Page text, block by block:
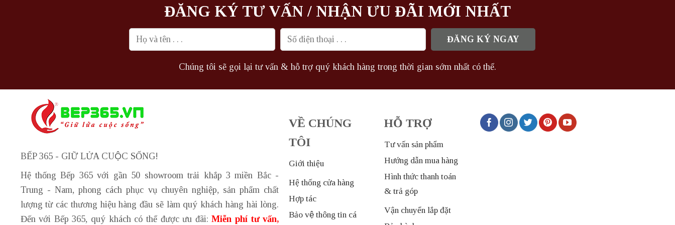
ĐĂNG KÝ TƯ VẤN / NHẬN ƯU ĐÃI MỚI NHẤT
Chúng tôi sẽ gọi lại tư vấn & hỗ trợ quý khách hàng trong thời gian sớm nhất có thể.
BẾP 365 - GIỮ LỬA CUỘC SỐNG!
Hệ thống Bếp 365 với gần 50 showroom trải khắp 3 miền Bắc -
Trung - Nam, phong cách phục vụ chuyên nghiệp, sản phẩm chất
lượng từ các thương hiệu hàng đầu sẽ làm quý khách hàng hài lòng.
Đến với Bếp 365, quý khách có thể được ưu đãi:Miễn phí tư vấn,
VỀ CHÚNG
TÔI
Giới thiệu
Hệ thống cửa hàng
Hợp tác
Bảo vệ thông tin cá
HỖ TRỢ
Tư vấn sản phẩm
Hướng dẫn mua hàng
Hình thức thanh toán
& trả góp
Vận chuyển lắp đặt